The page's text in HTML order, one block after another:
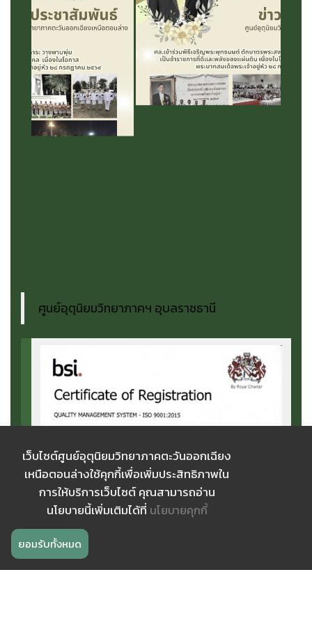
เว็บไซต์ศูนย์อุตุนิยมวิทยาภาคตะวันออกเฉียง
เหนือตอนล่างใช้คุกกี้เพื่อเพิ่มประสิทธิภาพใน
การให้บริการเว็บไซต์ คุณสามารถอ่าน
นโยบายนี้เพิ่มเติมได้ที่ นโยบายคุกกี้
ยอมรับทั้งหมด
ศูนย์อุตุนิยมวิทยาภาคฯ อุบลราชธานี
เว็บไซต์ ศูนย์อุตุนิยมวิทยา อื่นๆ